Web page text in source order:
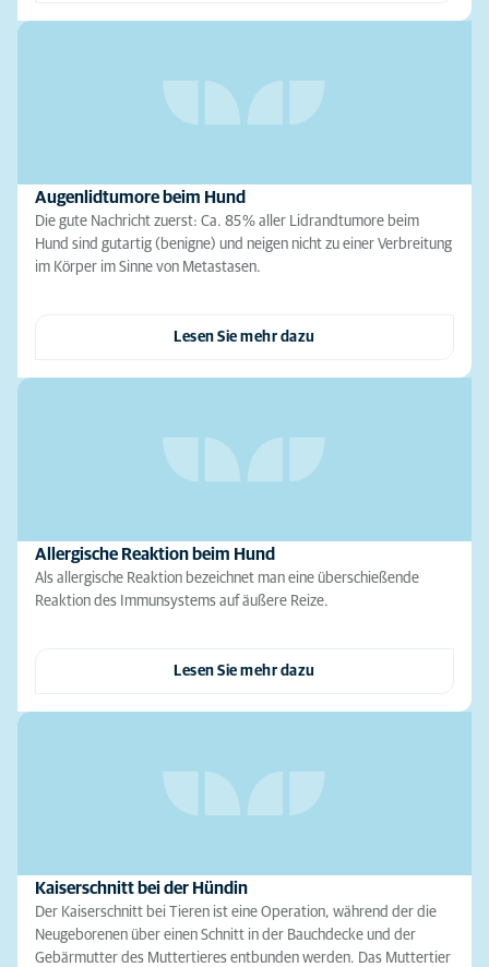
Augenlidtumore beim Hund
Die gute Nachricht zuerst: Ca. 85 % aller Lidrandtumore beim
Hund sind gutartig (benigne) und neigen nicht zu einer Verbreitung
im Körper im Sinne von Metastasen.
Lesen Sie mehr dazu
Allergische Reaktion beim Hund
Als allergische Reaktion bezeichnet man eine überschießende
Reaktion des Immunsystems auf äußere Reize.
Lesen Sie mehr dazu
Kaiserschnitt bei der Hündin
Der Kaiserschnitt bei Tieren ist eine Operation, während der die
Neugeborenen über einen Schnitt in der Bauchdecke und der
Gebärmutter des Muttertieres entbunden werden. Das Muttertier